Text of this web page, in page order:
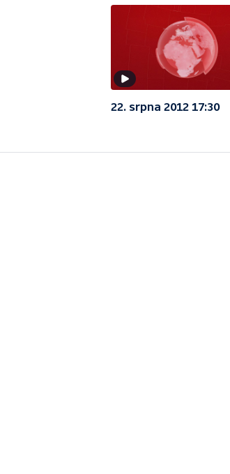
22. srpna 2012 17:30